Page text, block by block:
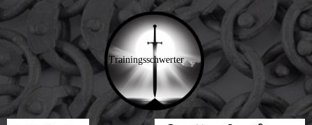
Zum Hauptinhalt springen